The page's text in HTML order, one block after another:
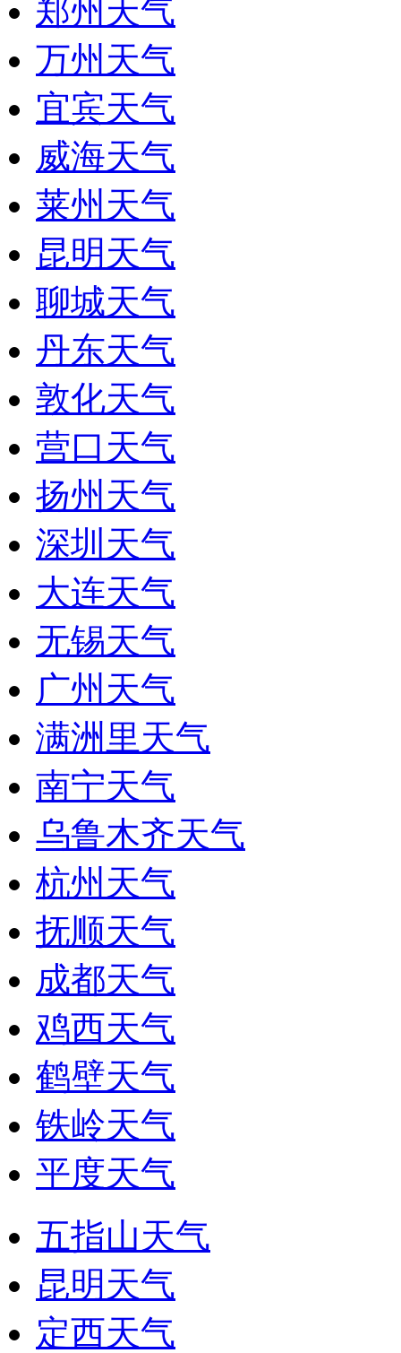
郑州天气
万州天气
宜宾天气
威海天气
莱州天气
昆明天气
聊城天气
丹东天气
敦化天气
营口天气
扬州天气
深圳天气
大连天气
无锡天气
广州天气
满洲里天气
南宁天气
乌鲁木齐天气
杭州天气
抚顺天气
成都天气
鸡西天气
鹤壁天气
铁岭天气
平度天气
五指山天气
昆明天气
定西天气